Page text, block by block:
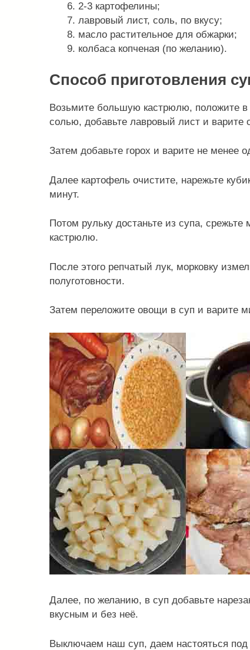
2-3 картофелины;
лавровый лист, соль, по вкусу;
масло растительное для обжарки;
колбаса копченая (по желанию).
Способ приготовления
Возьмите большую кастрюлю, положите в
солью, добавьте лавровый лист и варите
Затем добавьте горох и варите не менее
Далее картофель очистите, нарежьте
минут.
Потом рульку достаньте из супа,
кастрюлю.
После этого репчатый лук, морковку
полуготовности.
Затем переложите овощи в суп и варите
Далее, по желанию, в суп добавьте
вкусным и без неё.
Выключаем наш суп, даем настояться